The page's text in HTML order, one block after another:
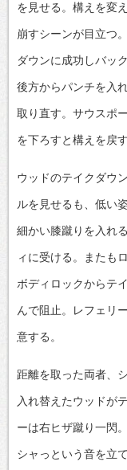
を見せる。構えを変
崩すシーンが目立つ
ダウンに成功しバッ
後方からパンチを入
取り直す。サウスポ
を下ろすと構えを戻す
ウッドのテイクダウ
ルを見せるも、低い
細かい膝蹴りを入れ
ィに受ける。またも
ボディロックからテ
んで阻止。レフェリ
意する。
距離を取った両者、
入れ替えたウッドが
ーは右ヒザ蹴り一閃
シャっという音を立